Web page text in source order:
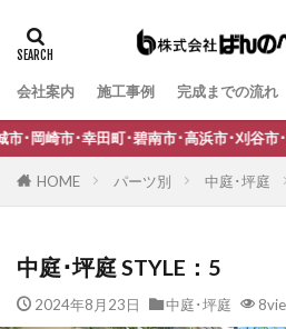
会社案内 施工事例 完成までの流れ
南市･高浜市･刈谷市･蒲郡市)の外構工事
HOME パーツ別 中庭･坪庭
中庭･坪庭 STYLE：5
2024年8月23日 中庭･坪庭
タグ
B-Life.s Bウッドスタイル
B-Life.s ロートアイアンサイン
Dea'sGarden アルモ
Dea'sGarden カンナミニ